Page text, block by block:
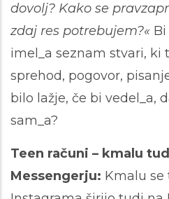
dovolj? Kako se
zdaj res potrebujem?«
imel_a seznam stvari, ki
sprehod, pogovor,
bilo lažje, če bi vedel_a,
sam_a?
Teen računi – kmalu
Messengerju: Kmalu se